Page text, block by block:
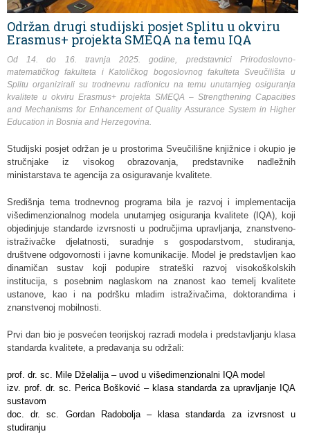
Održan drugi studijski posjet Splitu u okviru
Erasmus+ projekta SMEQA na temu IQA
Od 14. do 16. travnja 2025. godine, predstavnici Prirodoslovno-
matematičkog fakulteta i Katoličkog bogoslovnog fakulteta Sveučilišta u
Splitu organizirali su trodnevnu radionicu na temu unutarnjeg osiguranja
kvalitete u okviru Erasmus+ projekta SMEQA – Strengthening Capacities
and Mechanisms for Enhancement of Quality Assurance System in Higher
Education in Bosnia and Herzegovina.
Studijski posjet održan je u prostorima Sveučilišne knjižnice i okupio je
stručnjake iz visokog obrazovanja, predstavnike nadležnih
ministarstava te agencija za osiguravanje kvalitete.
Središnja tema trodnevnog programa bila je razvoj i implementacija
višedimenzionalnog modela unutarnjeg osiguranja kvalitete (IQA), koji
objedinjuje standarde izvrsnosti u područjima upravljanja, znanstveno-
istraživačke djelatnosti, suradnje s gospodarstvom, studiranja,
društvene odgovornosti i javne komunikacije. Model je predstavljen kao
dinamičan sustav koji podupire strateški razvoj visokoškolskih
institucija, s posebnim naglaskom na znanost kao temelj kvalitete
ustanove, kao i na podršku mladim istraživačima, doktorandima i
znanstvenoj mobilnosti.
Prvi dan bio je posvećen teorijskoj razradi modela i predstavljanju klasa
standarda kvalitete, a predavanja su održali:
prof. dr. sc. Mile Dželalija – uvod u višedimenzionalni IQA model
izv. prof. dr. sc. Perica Bošković – klasa standarda za upravljanje IQA
sustavom
doc. dr. sc. Gordan Radobolja – klasa standarda za izvrsnost u
studiranju